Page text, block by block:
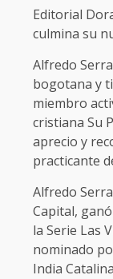
Editorial
culmina su
Alfredo
bogotana y
miembro
cristiana Su
aprecio y
practicante
Alfredo
Capital,
la Serie Las
nominado
India